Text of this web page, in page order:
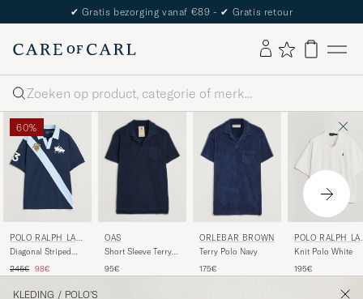
✔ Gratis bezorging vanaf €89 - ✔ Gratis retour
Zoeken
60%
POLO RALPH LAU
REN
Diagonal Striped
Reguliere prijs
245€ Verlaagd prijs
98€
OAS
Short Sleeve Terry
95€
ORLEBAR BROWN
Terry Polo Navy
175€
POLO RALPH
REN
Knit Polo White
195€
KLEDING / POLO'S